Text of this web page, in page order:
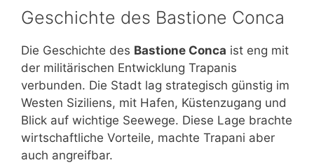
Geschichte des Bastione Conca
Die Geschichte des Bastione Conca ist eng mit
der militärischen Entwicklung Trapanis
verbunden. Die Stadt lag strategisch günstig im
Westen Siziliens, mit Hafen, Küstenzugang und
Blick auf wichtige Seewege. Diese Lage brachte
wirtschaftliche Vorteile, machte Trapani aber
auch angreifbar.